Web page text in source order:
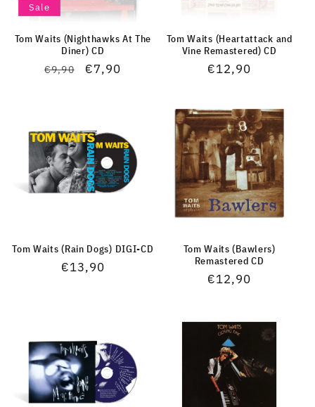
Sale
Tom Waits (Nighthawks At The
Diner) CD
Normaler
€9,90 Verkaufspreis
€7,90
Tom Waits (Heartattack and
Vine Remastered) CD
Normaler
€12,90
Tom Waits (Rain Dogs) DIGI-CD
Normaler
€13,90
Tom Waits (Bawlers)
Remastered CD
Normaler
€12,90